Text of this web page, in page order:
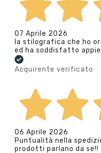
07 Aprile 2026
la stilografica che ho
ed ha soddisfatto
Acquirente verificato
06 Aprile 2026
Puntualità nella
prodotti parlano da se!!